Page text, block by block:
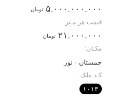
۵.۰۰۰.۰۰۰.۰۰۰ تومان
قیمت هر مـتر:
۲۱.۰۰۰.۰۰۰ تومان
مکـان:
چمستان نور
کـد ملک:
۱۰۱۳